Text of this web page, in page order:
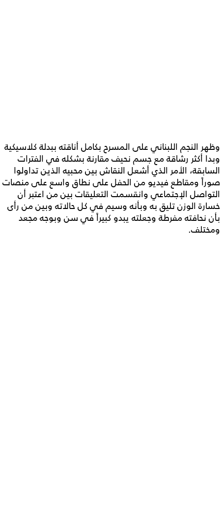
وظهر النجم اللبناني على المسرح بكامل أناقته ببدلة كلاسيكية
وبدا أكثر رشاقة مع جسم نحيف مقارنة بشكله في الفترات
السابقة، الأمر الذي أشعل النقاش بين محبيه الذين تداولوا
صوراً ومقاطع فيديو من الحفل على نطاق واسع على منصات
التواصل الإجتماعي وانقسمت التعليقات بين من اعتبر أن
خسارة الوزن تليق به وبأنه وسيم في كل حالاته وبين من رأى
بأن نحافته مفرطة وجعلته يبدو كبيراً في سن وبوجه مجعد
ومختلف.